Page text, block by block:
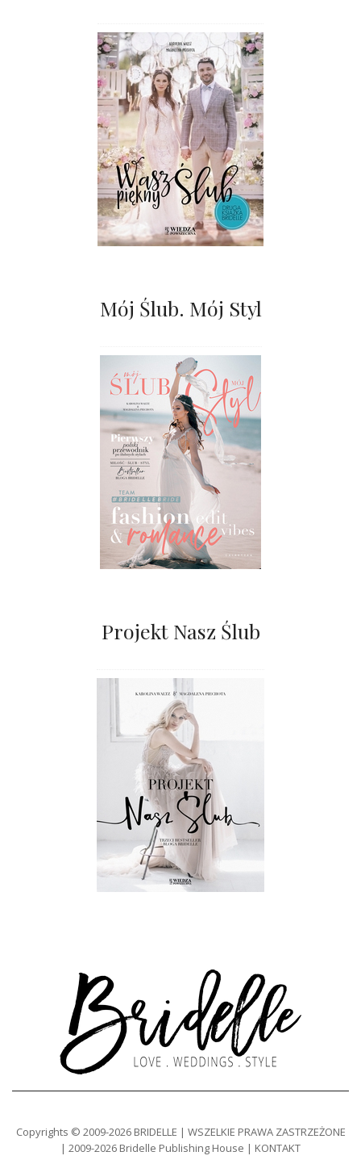
Mój Ślub. Mój Styl
Projekt Nasz Ślub
Copyrights © 2009-2026 BRIDELLE | WSZELKIE PRAWA ZASTRZEŻONE
| 2009-2026 Bridelle Publishing House | KONTAKT